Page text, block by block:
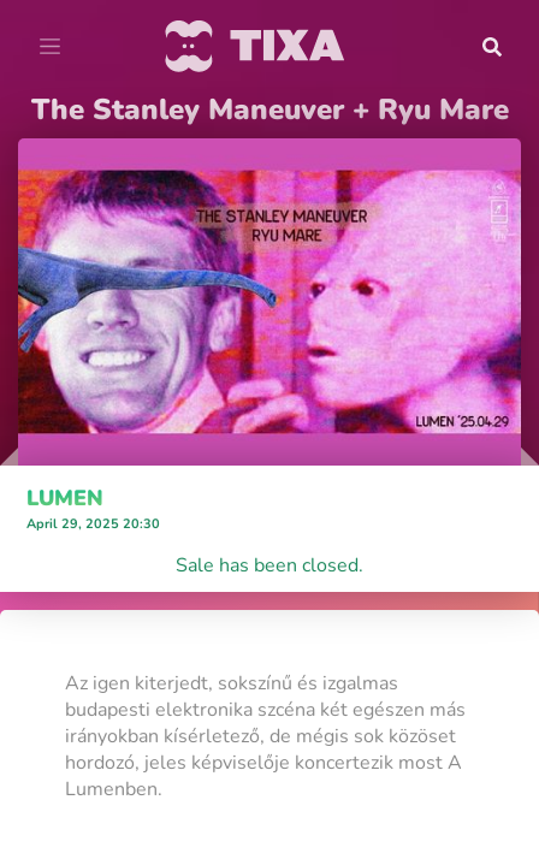
The Stanley Maneuver + Ryu Mare
LUMEN
April 29, 2025 20:30
Sale has been closed.
Az igen kiterjedt, sokszínű és izgalmas
budapesti elektronika szcéna két egészen más
irányokban kísérletező, de mégis sok közöset
hordozó, jeles képviselője koncertezik most A
Lumenben.